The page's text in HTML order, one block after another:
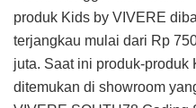
produk Kids by VIVERE
terjangkau mulai dari Rp
juta. Saat ini produk-
ditemukan di showroom